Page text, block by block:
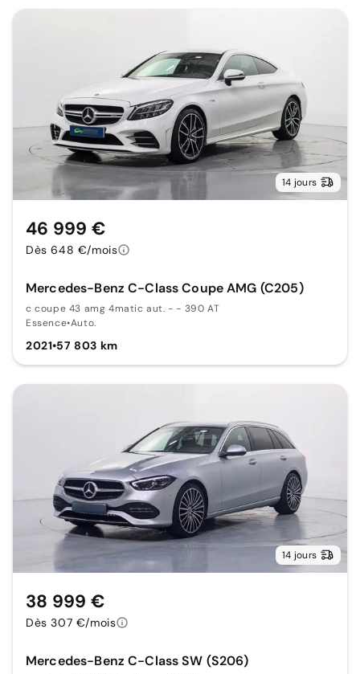
14 jours
Mercedes-Benz C-Class Coupe AMG (C205)
c coupe 43 amg 4matic aut. - - 390 AT
Essence•Auto.
2021•57 803 km
46 999 €
Dès 648 €/mois
14 jours
Mercedes-Benz C-Class SW (S206)
38 999 €
Dès 307 €/mois